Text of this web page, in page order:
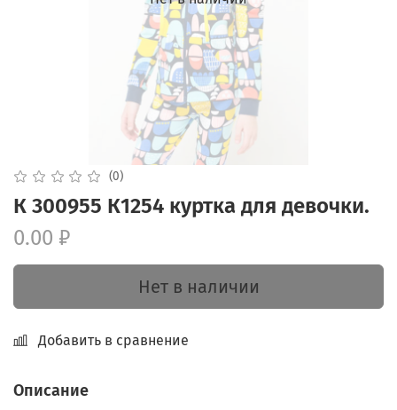
(0)
К 300955 К1254 куртка для девочки.
0.00 ₽
Нет в наличии
Добавить в сравнение
Описание